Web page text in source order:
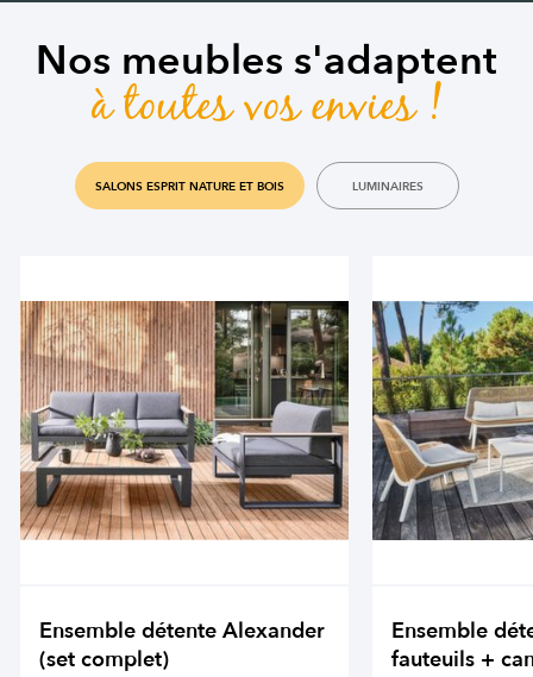
Nos meubles s'adaptent
à toutes vos envies !
SALONS ESPRIT NATURE ET BOIS LUMINAIRES
Ensemble détente Alexander
(set complet)
Ensemble
fauteuils +